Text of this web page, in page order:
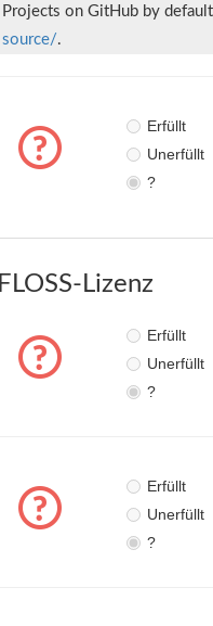
Projects on GitHub by
source/.
Erfüllt
Unerfüllt
?
FLOSS-Lizenz
Erfüllt
Unerfüllt
?
Erfüllt
Unerfüllt
?